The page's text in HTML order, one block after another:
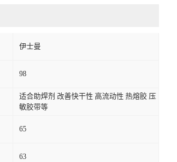
伊士曼
98
适合助焊剂 改善快干性 高流动性 热熔胶 压
敏胶带等
65
63